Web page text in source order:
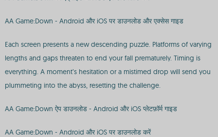
AA Game:Down - Android और iOS पर डाउनलोड और एक्सेस गाइड
Each screen presents a new descending puzzle. Platforms of varying
lengths and gaps threaten to end your fall prematurely. Timing is
everything. A moment’s hesitation or a mistimed drop will send you
plummeting into the abyss, resetting the challenge.
AA Game:Down ऐप डाउनलोड - Android और iOS प्लेटफ़ॉर्म गाइड
AA Game:Down - Android और iOS पर डाउनलोड करें